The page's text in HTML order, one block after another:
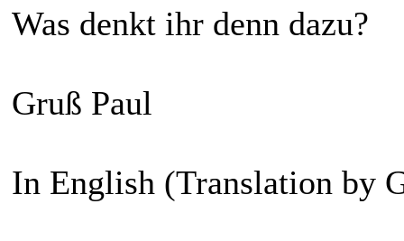
Was denkt ihr denn dazu?
Gruß Paul
In English (Translation by